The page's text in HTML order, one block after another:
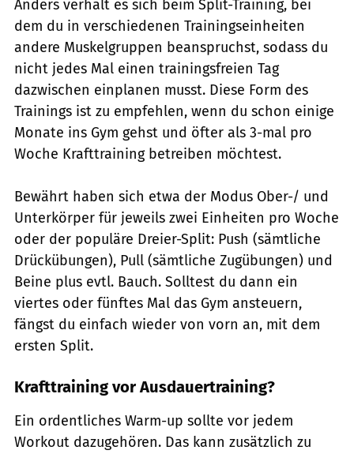
Anders verhält es sich beim Split-Training, bei
dem du in verschiedenen Trainingseinheiten
andere Muskelgruppen beanspruchst, sodass du
nicht jedes Mal einen trainingsfreien Tag
dazwischen einplanen musst. Diese Form des
Trainings ist zu empfehlen, wenn du schon einige
Monate ins Gym gehst und öfter als 3-mal pro
Woche Krafttraining betreiben möchtest.
Bewährt haben sich etwa der Modus Ober-/ und
Unterkörper für jeweils zwei Einheiten pro Woche
oder der populäre Dreier-Split: Push (sämtliche
Drückübungen), Pull (sämtliche Zugübungen) und
Beine plus evtl. Bauch. Solltest du dann ein
viertes oder fünftes Mal das Gym ansteuern,
fängst du einfach wieder von vorn an, mit dem
ersten Split.
Krafttraining vor Ausdauertraining?
Ein ordentliches Warm-up sollte vor jedem
Workout dazugehören. Das kann zusätzlich zu